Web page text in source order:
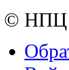
© НПЦ